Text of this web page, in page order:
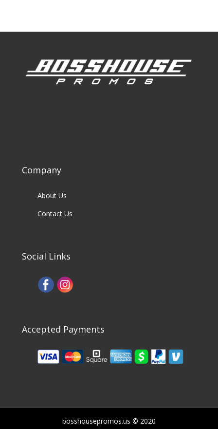
Company
About Us
Contact Us
Social Links
Accepted Payments
bosshousepromos.us © 2020